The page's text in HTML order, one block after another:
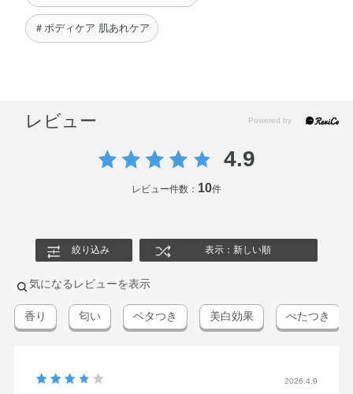
酸ソルビタン、リン酸一水素ナトリウム、リン酸二水素ナ
トリウム、架橋型シリコーン・網状型シリコーンブロック
ル、フェノキシエタノール、香料、カラメル
※；有効成分 無印；その他の成分
＃ボディケア 肌あれケア
レビュー
4.9
レビュー件数： 10件
絞り込み 表示：新しい順
気になるレビューを表示
香り 匂い ベタつき 美白効果 べたつき
2026.4.9